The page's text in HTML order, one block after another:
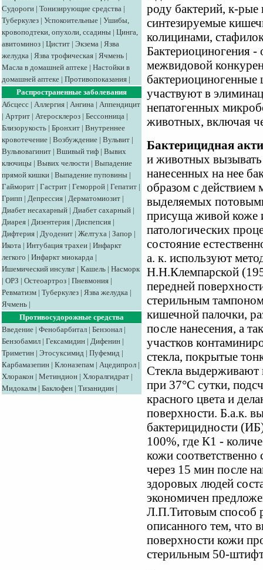
Судороги | Тонизирующие средства |
Туберкулез | Успокоительные | Ушибы,
кровоподтеки, опухоли, ссадины | Цинга,
авитоминоз | Цистит | Экзема | Язва
желудка | Язва трофическая | Ячмень |
Масла в домашней аптеке | Настойки в
домашней аптеке | Противопоказания |
Распространенные заболевания
Абсцесс | Аллергия | Ангина | Аппендицит
| Артрит | Атеросклероз | Бессонница |
Близорукость | Бронхит | Внутреннее
кровотечение | Возбуждение | Вульвит |
Вульвовагинит | Вшивый тиф | Вывих
ключицы | Вывих челюсти | Выпадение
прямой кишки | Выпадение пуповины |
Гайморит | Гастрит | Геморрой | Гепатит |
Грипп | Депрессия | Дерматомиозит |
Диабет несахарный | Диабет сахарный |
Диарея | Дизентерия | Диспепсия |
Дифтерия | Дуоденит | Желтуха | Запор |
Икота | Интубация трахеи | Инфаркт
легкого | Инфаркт миокарда |
Ишемический инсульт | Кашель | Насморк
| ОРЗ | Остеоартроз | Пневмония |
Ревматизм | Туберкулез | Язва желудка |
Ячмень |
Противосудорожные средства
Введение | Фенобарбитал | Бензонал |
Бензобамил | Гексамидин | Дифенин |
Триметин | Этосуксимид | Пуфемид |
Карбамазепин | Клоназепам | Ацедипрол |
Хлоракон | Метиндион | Хлоралгидрат |
Мидокалм | Баклофен | Тизанидин |
роду бактерий, к-
синтезируемые
колицинами,
Бактериоциногения -
межвидовой
участвуют в
непатогенных
животных, включая
Бактерицидная
и животных
нанесенных на нее
образом с
выделяемых
присуща живой коже
патологических
состояние
а. к. используют
Н.Н.Клемпарской
передней
стерильным
кишечной палочки,
после нанесения, а
участков
стекла, покрытые
Стекла выдерживают
при 37°С сутки,
красного цвета и
поверхности. Б.а.к.
бактерицидности
100%, где К1 -
кожи
через 15 мин после
здоровых людей
экономичен
Л.П.Титовым способ
описанного тем, что
поверхности кожи
стерильным 50-